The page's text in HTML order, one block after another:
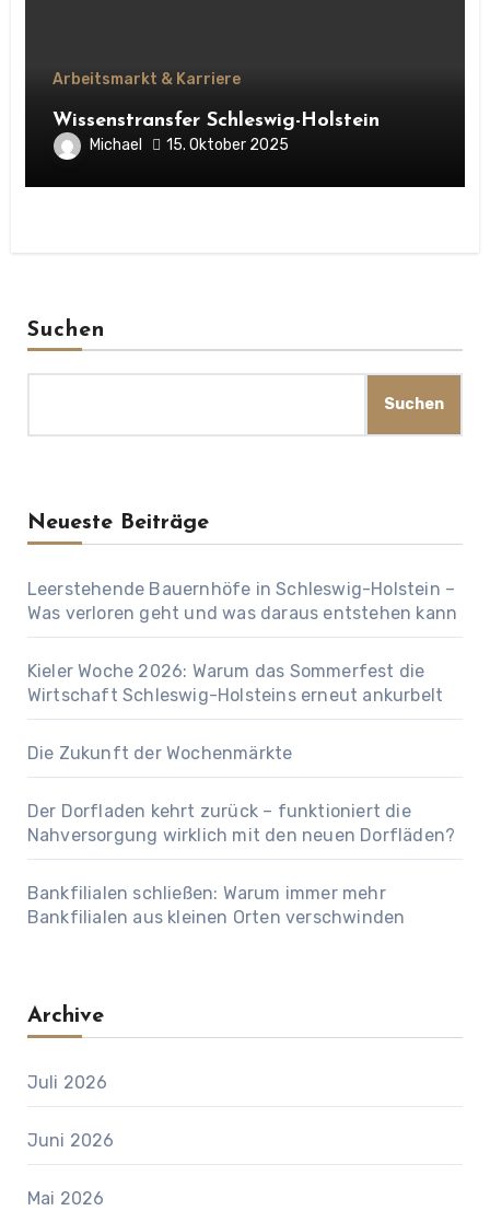
Arbeitsmarkt & Karriere
Wissenstransfer Schleswig-Holstein
Michael 15. Oktober 2025
Suchen
Suchen
Neueste Beiträge
Leerstehende Bauernhöfe in Schleswig-Holstein –
Was verloren geht und was daraus entstehen kann
Kieler Woche 2026: Warum das Sommerfest die
Wirtschaft Schleswig-Holsteins erneut ankurbelt
Die Zukunft der Wochenmärkte
Der Dorfladen kehrt zurück – funktioniert die
Nahversorgung wirklich mit den neuen Dorfläden?
Bankfilialen schließen: Warum immer mehr
Bankfilialen aus kleinen Orten verschwinden
Archive
Juli 2026
Juni 2026
Mai 2026